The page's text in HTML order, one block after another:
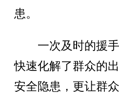
患。
一次及时的援手
快速化解了群众的
安全隐患，更让群